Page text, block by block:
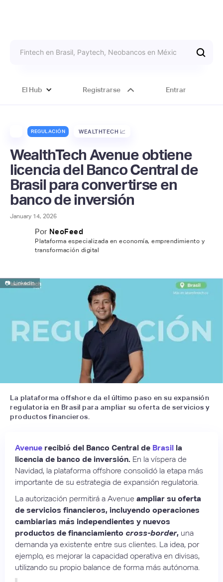
El Hub Registrarse Entrar
REGULACIÓN WEALTHTECH 📈
WealthTech Avenue obtiene
licencia del Banco Central de
Brasil para convertirse en
banco de inversión
January 14, 2026
Por NeoFeed
Plataforma especializada en economía, emprendimiento y
transformación digital
📷 LinkedIn
La plataforma offshore da el último paso en su expansión
regulatoria en Brasil para ampliar su oferta de servicios y
productos financieros.
Avenue recibió del Banco Central de Brasil la
licencia de banco de inversión. En la víspera de
Navidad, la plataforma offshore consolidó la etapa más
importante de su estrategia de expansión regulatoria.
La autorización permitirá a Avenue ampliar su oferta
de servicios financieros, incluyendo operaciones
cambiarias más independientes y nuevos
productos de financiamiento cross-border, una
demanda ya existente entre sus clientes. La idea, por
ejemplo, es mejorar la capacidad operativa en divisas,
utilizando su propio balance de forma más autónoma.